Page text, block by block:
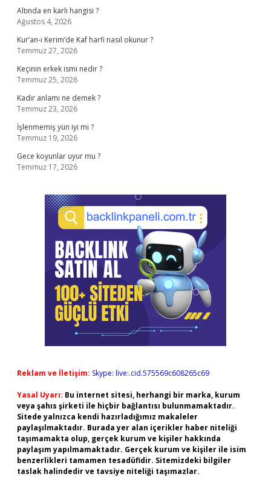
Altında en karlı hangisi ?
Ağustos 4, 2026
Kur’an-ı Kerim’de Kaf harfi nasıl okunur ?
Temmuz 27, 2026
Keçinin erkek ismi nedir ?
Temmuz 25, 2026
Kadir anlamı ne demek ?
Temmuz 23, 2026
İşlenmemiş yün iyi mi ?
Temmuz 19, 2026
Gece koyunlar uyur mu ?
Temmuz 17, 2026
Reklam ve İletişim: Skype: live:.cid.575569c608265c69
Yasal Uyarı: Bu internet sitesi, herhangi bir marka, kurum
veya şahıs şirketi ile hiçbir bağlantısı bulunmamaktadır.
Sitede yalnızca kendi hazırladığımız makaleler
paylaşılmaktadır. Burada yer alan içerikler haber niteliği
taşımamakta olup, gerçek kurum ve kişiler hakkında
paylaşım yapılmamaktadır. Gerçek kurum ve kişiler ile isim
benzerlikleri tamamen tesadüfidir. Sitemizdeki bilgiler
taslak halindedir ve tavsiye niteliği taşımazlar.